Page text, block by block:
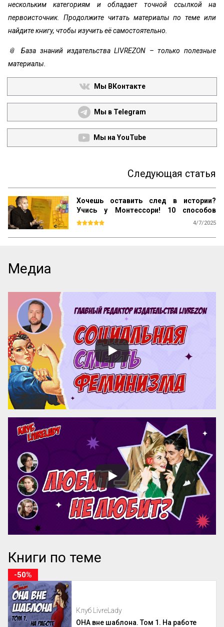
нескольким категориям и обладает точной ссылкой на
первоисточник. Продолжите читать материалы по теме или
найдите книгу, чтобы изучить её самостоятельно.
📎 База знаний издательства LIVREZON – только полезные
материалы.
Мы ВКонтакте
Мы в Telegram
Мы на YouTube
Следующая статья
Хочешь оставить след в истории?
Учись у Монтессори! 10 способов
сохранить наследие
4/7/2025
можно найти, изучив опыт Марии
только разработал уникальную систему
воспитания, но и создал механизм её
сохранения и развития по всему миру.
Эти вопросы особенно актуальны для
женщин-новаторов, которые
разрабатывают авторские методики, но
сталкиваются с трудностями в их
продвижении и институ...
Медиа
Книги по теме
Клуб LivreLady
ОНА вне шаблона. Том 1. На работе
-50%